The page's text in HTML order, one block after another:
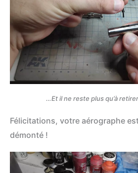
…Et il ne reste plus qu’à
Félicitations, votre aérographe
démonté !